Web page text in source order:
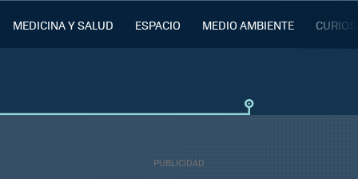
MEDICINA Y SALUD ESPACIO MEDIO AMBIENTE